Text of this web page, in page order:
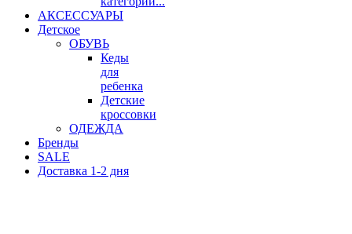
АКСЕССУАРЫ
Детское
ОБУВЬ
Кеды
для
ребенка
Детские
кроссовки
ОДЕЖДА
Бренды
SALE
Доставка 1-2 дня